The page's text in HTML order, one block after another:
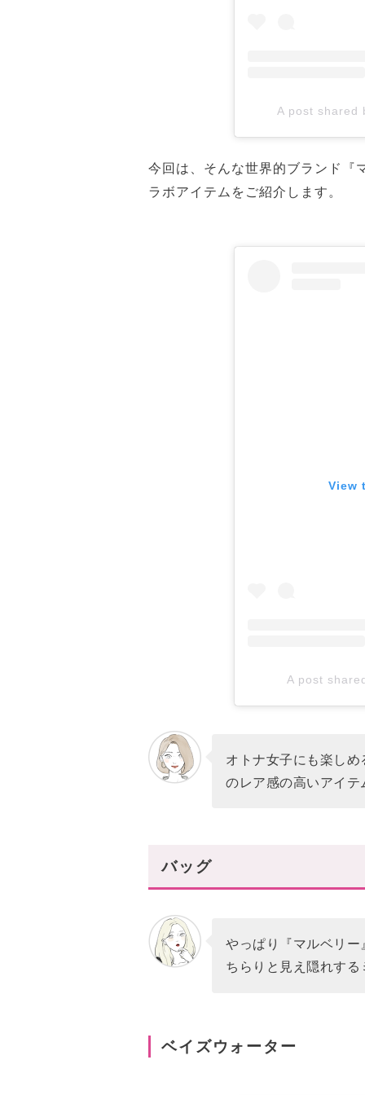
A post shared
今回は、そんな世界的ブランド『
ラボアイテムをご紹介します。
View
A post
オトナ女子にも楽し
のレア感の高いアイ
バッグ
やっぱり『マルベリ
ちらりと見え隠れす
ベイズウォーター